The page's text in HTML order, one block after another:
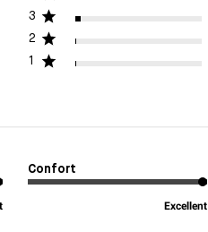
3
2
1
Confort
Excellent